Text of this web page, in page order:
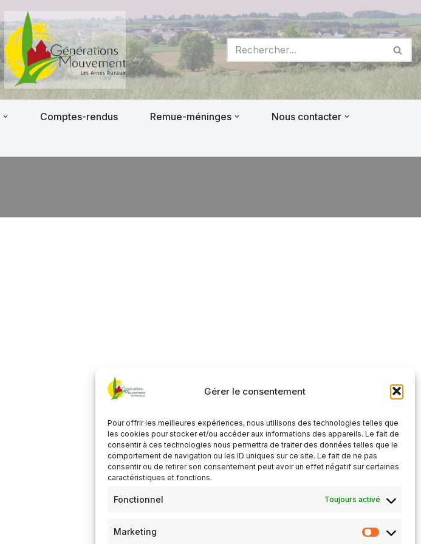
Gérer le consentement
Pour offrir les meilleures expériences, nous utilisons des technologies telles que
les cookies pour stocker et/ou accéder aux informations des appareils. Le fait de
consentir à ces technologies nous permettra de traiter des données telles que le
comportement de navigation ou les ID uniques sur ce site. Le fait de ne pas
consentir ou de retirer son consentement peut avoir un effet négatif sur certaines
caractéristiques et fonctions.
Fonctionnel Toujours activé
Marketing
Comptes-rendus Remue-méninges
Nous contacter